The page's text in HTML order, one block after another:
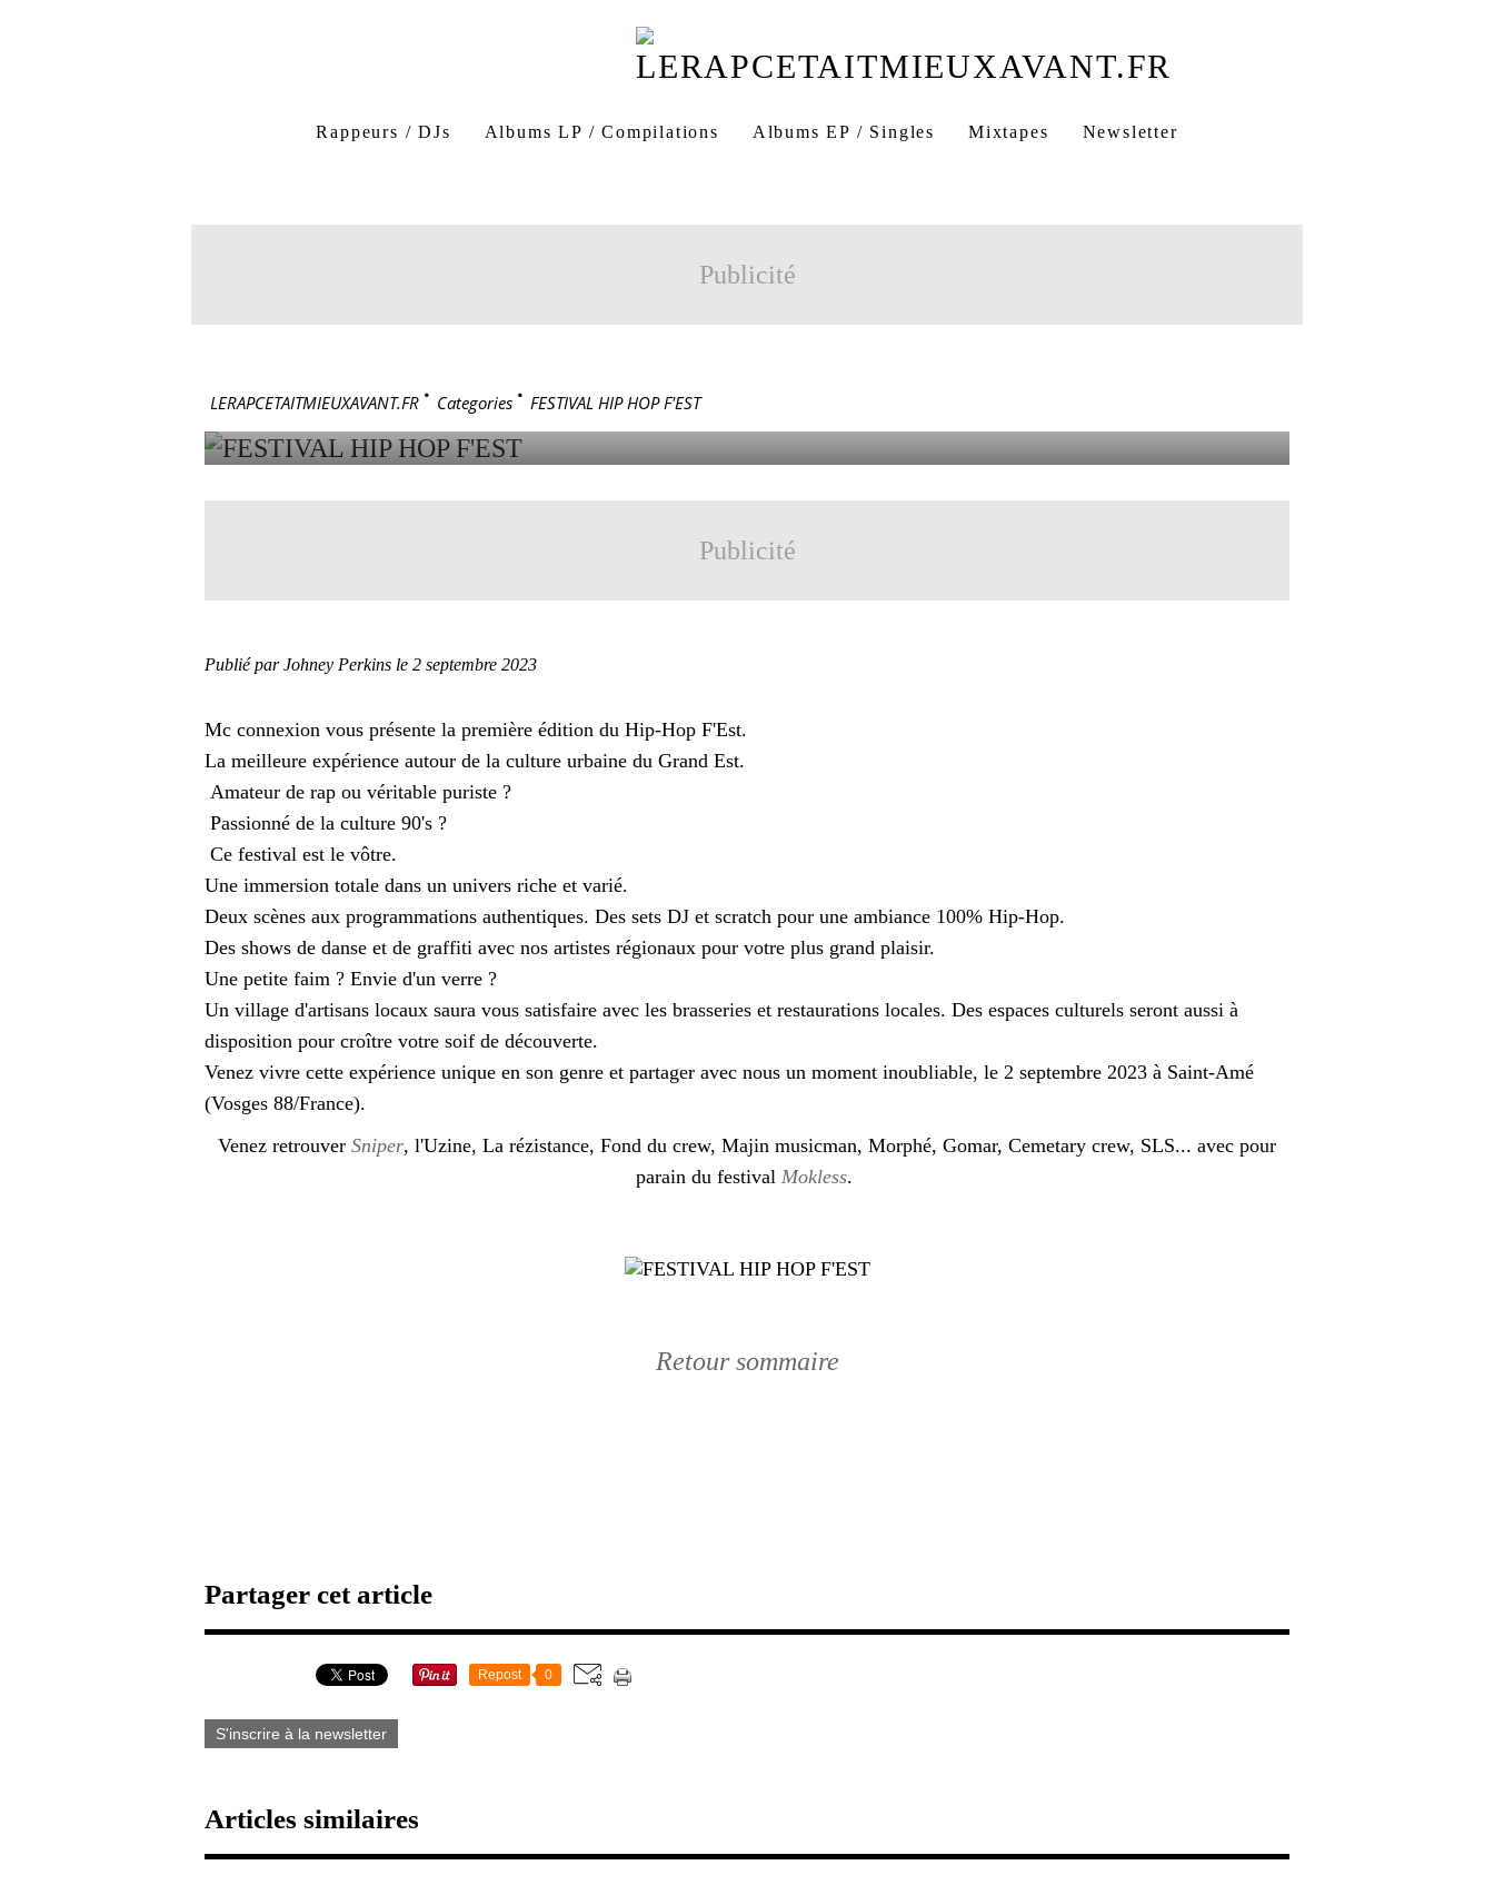
Rappeurs / DJs Albums LP / Compilations Albums EP / Singles Mixtapes Newsletter
Publicité
LERAPCETAITMIEUXAVANT.FR > Categories > FESTIVAL HIP HOP F'EST
Publicité
Publié par Johney Perkins le 2 septembre 2023
Mc connexion vous présente la première édition du Hip-Hop F'Est.
La meilleure expérience autour de la culture urbaine du Grand Est.
Amateur de rap ou véritable puriste ?
Passionné de la culture 90's ?
Ce festival est le vôtre.
Une immersion totale dans un univers riche et varié.
Deux scènes aux programmations authentiques. Des sets DJ et scratch pour une ambiance 100% Hip-Hop.
Des shows de danse et de graffiti avec nos artistes régionaux pour votre plus grand plaisir.
Une petite faim ? Envie d'un verre ?
Un village d'artisans locaux saura vous satisfaire avec les brasseries et restaurations locales. Des espaces culturels seront aussi à
disposition pour croître votre soif de découverte.
Venez vivre cette expérience unique en son genre et partager avec nous un moment inoubliable, le 2 septembre 2023 à Saint-Amé
(Vosges 88/France).
Venez retrouver Sniper, l'Uzine, La rézistance, Fond du crew, Majin musicman, Morphé, Gomar, Cemetary crew, SLS... avec pour
parain du festival Mokless.
Retour sommaire
Partager cet article
Repost 0
S'inscrire à la newsletter
Articles similaires